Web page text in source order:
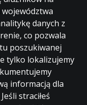
danych z
co pozwala
poszukiwanej
tylko lokalizujemy
informacją dla
straciłeś